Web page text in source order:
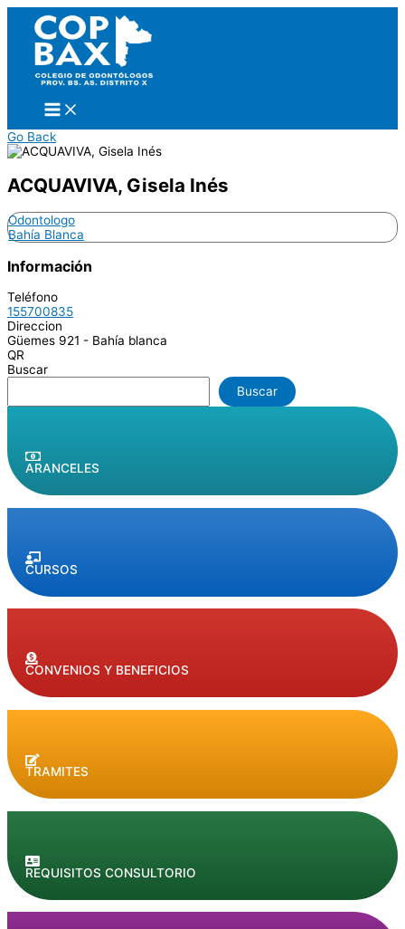
Ir
contenido
Go Back
ACQUAVIVA, Gisela Inés
Odontologo
Bahía Blanca
Información
Teléfono
155700835
Direccion
Güemes 921 - Bahía blanca
QR
Buscar
Buscar
ARANCELES
CURSOS
CONVENIOS Y BENEFICIOS
TRAMITES
REQUISITOS CONSULTORIO